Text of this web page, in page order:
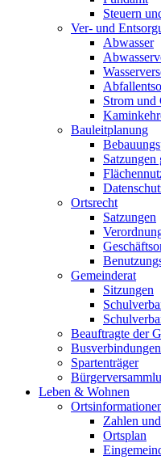
Steuern
Ver- und
Abwasser
Strom und
Bauleitplanung
Ortsrecht
Satzungen
Gemeinderat
Sitzungen
Beauftragte der
Busverbindungen
Spartenträger
Leben & Wohnen
Zahlen
Ortsplan